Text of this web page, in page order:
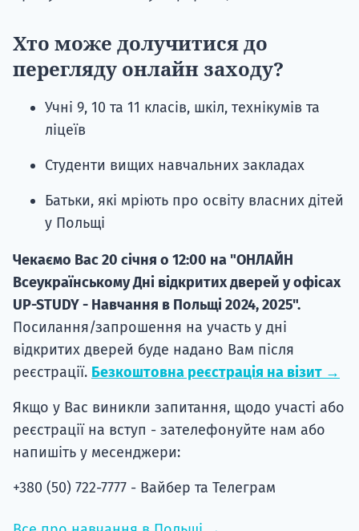
Хто може долучитися до
перегляду онлайн заходу?
Учні 9, 10 та 11 класів, шкіл, технікумів та
ліцеїв
Студенти вищих навчальних закладах
Батьки, які мріють про освіту власних дітей
у Польщі
Чекаємо Вас 20 січня о 12:00 на "ОНЛАЙН
Всеукраїнському Дні відкритих дверей у офісах
UP-STUDY - Навчання в Польщі 2024, 2025".
Посилання/запрошення на участь у дні
відкритих дверей буде надано Вам після
реєстрації. Безкоштовна реєстрація на візит →
Якщо у Вас виникли запитання, щодо участі або
реєстрації на вступ - зателефонуйте нам або
напишіть у месенджери:
+380 (50) 722-7777 - Вайбер та Телеграм